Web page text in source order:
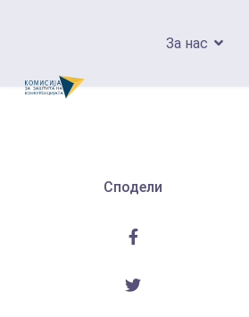
За нас
Сподели